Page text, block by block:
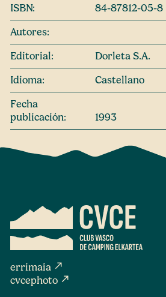
ISBN:
84-87812-05-8
Autores:
Editorial:
Dorleta S.A.
Idioma:
Castellano
Fecha
publicación:
1993
errimaia north_east
cvcephoto north_east